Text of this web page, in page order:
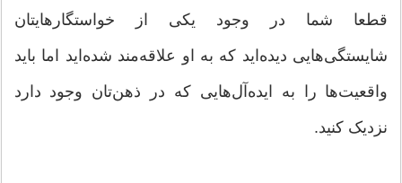
قطعا شما در وجود یکی از خواستگارهایتان
شایستگی‌هایی دیده‌اید که به او علاقه‌مند شده‌اید اما باید
واقعیت‌ها را به ایده‌آل‌هایی که در ذهن‌تان وجود دارد
نزدیک کنید.